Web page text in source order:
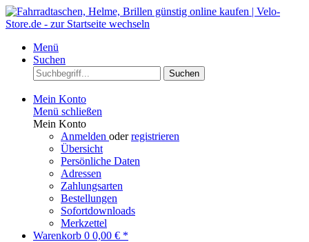
Menü
Suchen
Suchen
Mein Konto
Menü schließen
Mein Konto
Anmelden oderregistrieren
Übersicht
Persönliche Daten
Adressen
Zahlungsarten
Bestellungen
Sofortdownloads
Merkzettel
Warenkorb 0 0,00 € *